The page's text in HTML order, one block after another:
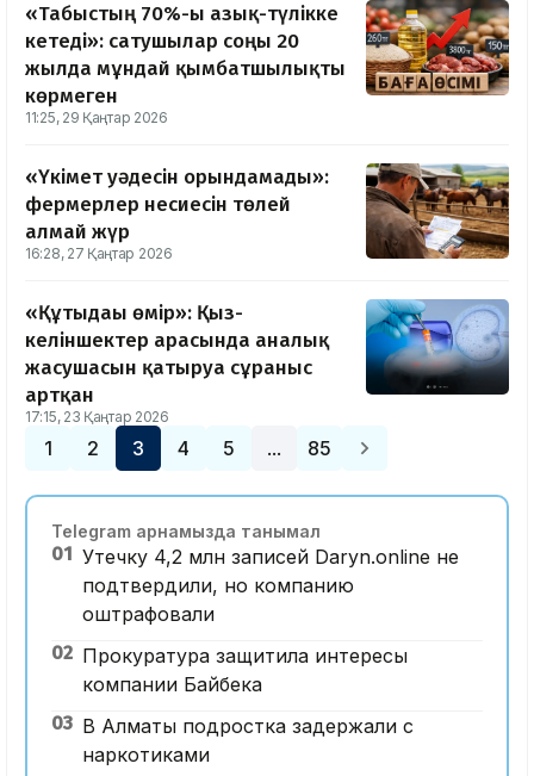
«Табыстың 70%-ы азық-түлікке
кетеді»: сатушылар соңғы 20
жылда мұндай қымбатшылықты
көрмеген
11:25, 29 Қаңтар 2026
«Үкімет уәдесін орындамады»:
фермерлер несиесін төлей
алмай жүр
16:28, 27 Қаңтар 2026
«Құтыдағы өмір»: Қыз-
келіншектер арасында аналық
жасушасын қатыруға сұраныс
артқан
17:15, 23 Қаңтар 2026
1 2 3 4 5 … 85
Telegram арнамызда танымал
01 Утечку 4,2 млн записей Daryn.online не
подтвердили, но компанию
оштрафовали
02 Прокуратура защитила интересы
компании Байбека
03 В Алматы подростка задержали с
наркотиками